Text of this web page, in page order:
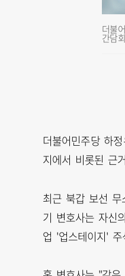
더불
간담
더불어민주당 하
지에서 비롯된 근
최근 북갑 보선
기 변호사는 자신
업 '업스테이지'